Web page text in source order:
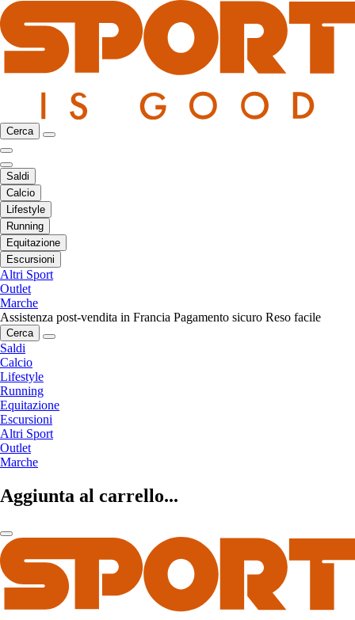
Cerca
Saldi
Calcio
Lifestyle
Running
Equitazione
Escursioni
Altri Sport
Outlet
Marche
Assistenza post-vendita in Francia Pagamento sicuro Reso facile
Cerca
Saldi
Calcio
Lifestyle
Running
Equitazione
Escursioni
Altri Sport
Outlet
Marche
Aggiunta al carrello...